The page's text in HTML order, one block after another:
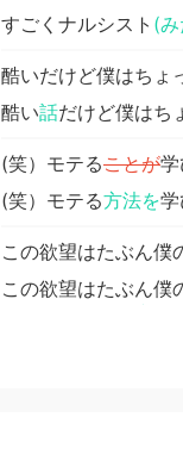
すごくナルシスト (
酷いだけど僕はちょ
酷い話だけど僕はち
(笑）モテることが学
(笑）モテる方法を学
この欲望はたぶん僕
この欲望はたぶん僕